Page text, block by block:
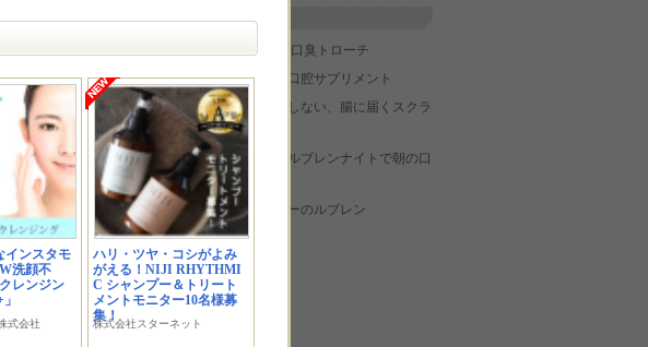
インスタモ
洗顔不
レンジン
式会社
ハリ・ツヤ・コシがよみ
がえる！NIJI RHYTHMI
C シャンプー＆トリート
メントモニター10名様募
集！
株式会社スターネット
】でお腹も息もスッキリし
ーチ】なら喉と口臭を一度
関連サイト
ルブレン 喉・口臭トローチ
いいの製薬の口腔サプリメント
胃から口臭はしない、腸に届くスクラ
ブレスナイト
夜用口臭除去ルブレンナイトで朝の口
臭を取る
喉口臭スプレーのルブレン
口臭の教科書